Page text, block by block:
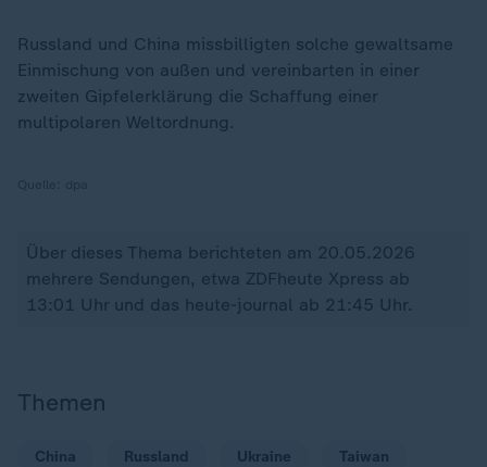
Russland und China missbilligten solche gewaltsame
Einmischung von außen und vereinbarten in einer
zweiten Gipfelerklärung die Schaffung einer
multipolaren Weltordnung.
Über dieses Thema berichteten am 20.05.2026
mehrere Sendungen, etwa ZDFheute Xpress ab
13:01 Uhr und das heute-journal ab 21:45 Uhr.
Themen
China Russland Ukraine Taiwan